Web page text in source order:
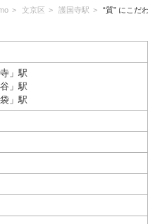
文京区 護国寺駅 “質” にこだ
」駅
」駅
」駅